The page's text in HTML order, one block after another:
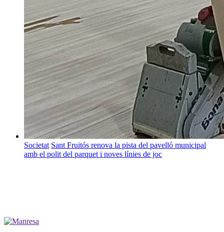
Societat Sant Fruitós renova la pista del pavelló municipal
amb el polit del parquet i noves línies de joc